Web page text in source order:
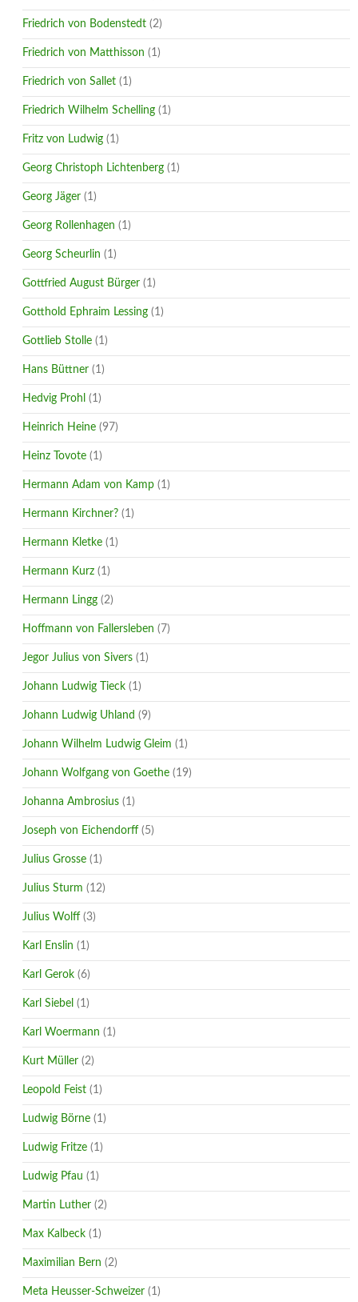
Friedrich von Bodenstedt (2)
Friedrich von Matthisson (1)
Friedrich von Sallet (1)
Friedrich Wilhelm Schelling (1)
Fritz von Ludwig (1)
Georg Christoph Lichtenberg (1)
Georg Jäger (1)
Georg Rollenhagen (1)
Georg Scheurlin (1)
Gottfried August Bürger (1)
Gotthold Ephraim Lessing (1)
Gottlieb Stolle (1)
Hans Büttner (1)
Hedvig Prohl (1)
Heinrich Heine (97)
Heinz Tovote (1)
Hermann Adam von Kamp (1)
Hermann Kirchner? (1)
Hermann Kletke (1)
Hermann Kurz (1)
Hermann Lingg (2)
Hoffmann von Fallersleben (7)
Jegor Julius von Sivers (1)
Johann Ludwig Tieck (1)
Johann Ludwig Uhland (9)
Johann Wilhelm Ludwig Gleim (1)
Johann Wolfgang von Goethe (19)
Johanna Ambrosius (1)
Joseph von Eichendorff(5)
Julius Grosse (1)
Julius Sturm (12)
Julius Wolff(3)
Karl Enslin (1)
Karl Gerok (6)
Karl Siebel (1)
Karl Woermann (1)
Kurt Müller (2)
Leopold Feist (1)
Ludwig Börne (1)
Ludwig Fritze (1)
Ludwig Pfau (1)
Martin Luther (2)
Max Kalbeck (1)
Maximilian Bern (2)
Meta Heusser-Schweizer (1)